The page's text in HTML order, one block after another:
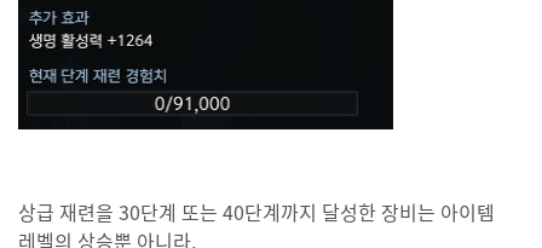
상급 재련을 30단계 또는 40단계까지 달성한 장비는 아이템
레벨의 상승뿐 아니라,